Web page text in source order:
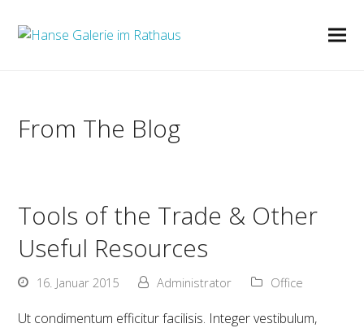
From The Blog
Tools of the Trade & Other
Useful Resources
16. Januar 2015 Administrator Office
Ut condimentum efficitur facilisis. Integer vestibulum,